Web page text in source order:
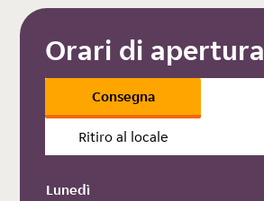
Orari di apertura
Consegna
Ritiro al locale
Lunedì